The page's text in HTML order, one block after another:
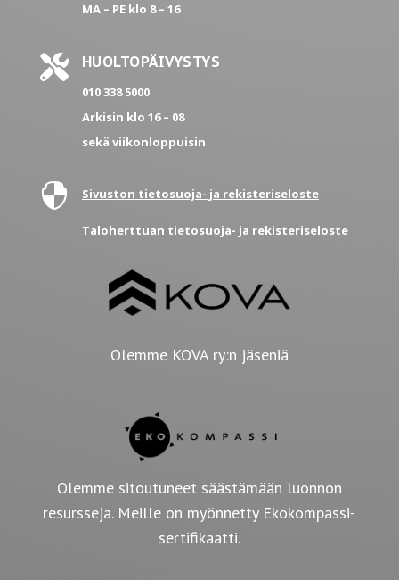
MA – PE klo 8 – 16
 HUOLTOPÄIVYSTYS
010 338 5000
Arkisin klo 16 – 08
sekä viikonloppuisin
 Sivuston tietosuoja- ja rekisteriseloste
Taloherttuan tietosuoja- ja rekisteriseloste
Olemme KOVA ry:n jäseniä
Olemme sitoutuneet säästämään luonnon
resursseja. Meille on myönnetty Ekokompassi-
sertifikaatti.